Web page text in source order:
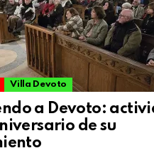
Villa Devoto
a Devoto:
de su